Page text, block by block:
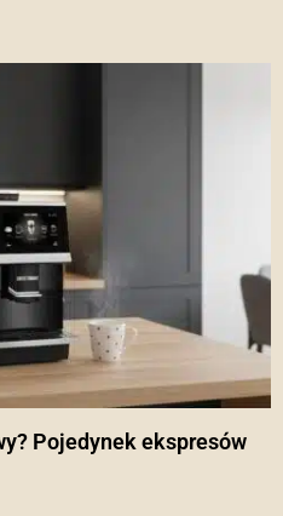
Pojedynek ekspresów